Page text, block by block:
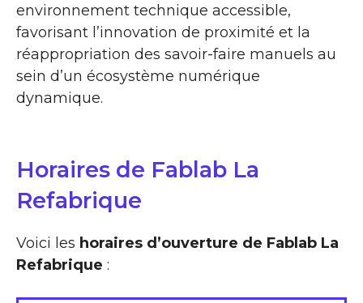
environnement technique accessible,
favorisant l’innovation de proximité et la
réappropriation des savoir-faire manuels au
sein d’un écosystème numérique
dynamique.
Horaires de Fablab La
Refabrique
Voici les horaires d’ouverture de Fablab La
Refabrique :